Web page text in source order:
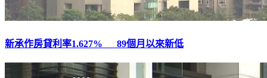
新承作房貸利率1.627% 89個月以來新低